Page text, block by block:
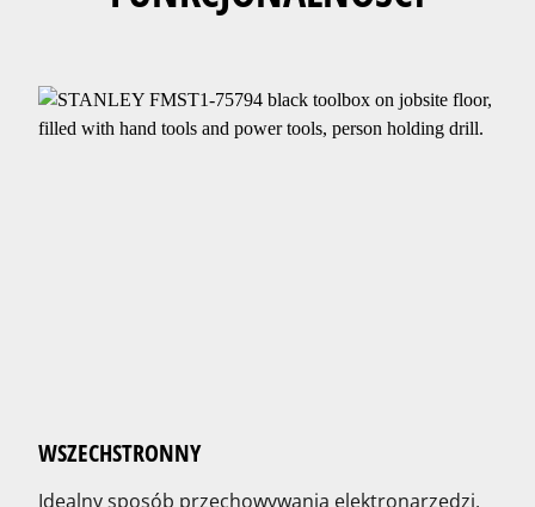
WSZECHSTRONNY
Idealny sposób przechowywania elektronarzędzi,